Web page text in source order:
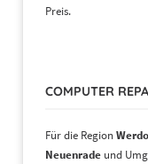
Preis.
COMPUTER
Für die Region
Neuenrade und